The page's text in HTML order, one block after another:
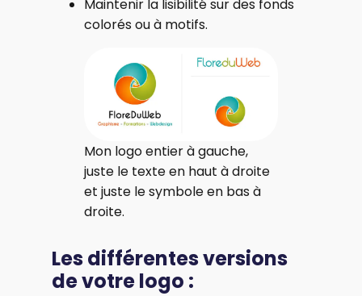
Maintenir la lisibilité sur des fonds
colorés ou à motifs.
Mon logo entier à gauche,
juste le texte en haut à droite
et juste le symbole en bas à
droite.
Les différentes versions
de votre logo :